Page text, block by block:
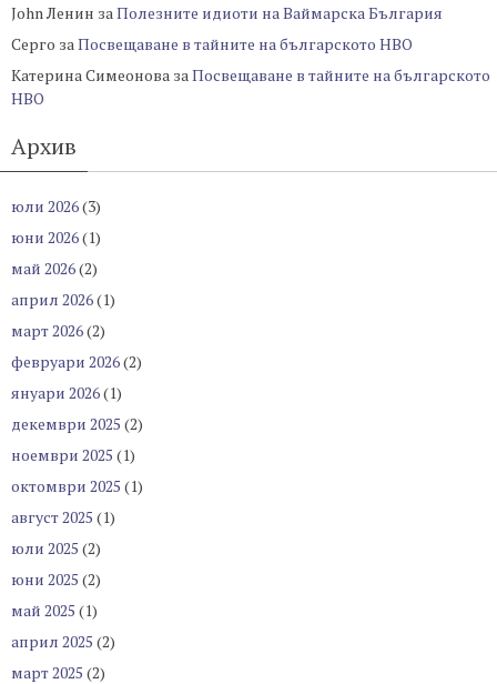
John Ленин заПолезните идиоти на Ваймарска България
Серго заПосвещаване в тайните на българското НВО
Катерина Симеонова заПосвещаване в тайните на българското
НВО
Архив
юли 2026(3)
юни 2026(1)
май 2026(2)
април 2026(1)
март 2026(2)
февруари 2026(2)
януари 2026(1)
декември 2025 (2)
ноември 2025 (1)
октомври 2025 (1)
август 2025 (1)
юли 2025 (2)
юни 2025 (2)
май 2025 (1)
април 2025 (2)
март 2025 (2)